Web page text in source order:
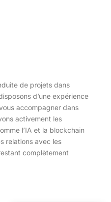
de projets dans
d’une expérience
accompagner dans
activement les
l’IA et la blockchain
relations avec les
complètement